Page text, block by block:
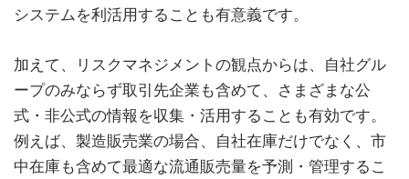
システムを利活用することも有意義です。
加えて、リスクマネジメントの観点からは、自社グル
ープのみならず取引先企業も含めて、さまざまな公
式・非公式の情報を収集・活用することも有効です。
例えば、製造販売業の場合、自社在庫だけでなく、市
中在庫も含めて最適な流通販売量を予測・管理するこ